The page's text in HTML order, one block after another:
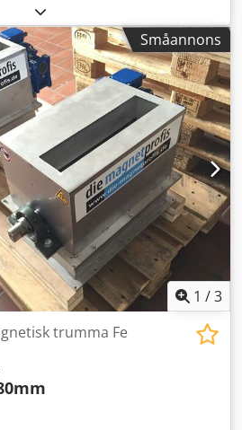
- Magnetseparator i hölje
och växellåda + Högkvalitativt
Skiljeplåt för separation +
Dedpfsdzqw Aex Abwock +
L: 800 mm B: 800 mm H: 820 mm
Ø 500x600 mm
Småannons
1 /3
trumma Fe